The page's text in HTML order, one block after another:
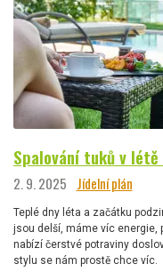
Spalování tuků v
2. 9. 2025 Jídelní plán
Teplé dny léta a začátku
jsou delší, máme víc energie,
nabízí čerstvé potraviny
stylu se nám prostě chce víc.